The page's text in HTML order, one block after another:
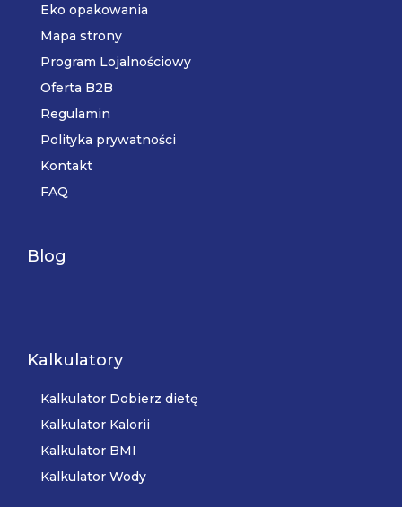
Eko opakowania
Mapa strony
Program Lojalnościowy
Oferta B2B
Regulamin
Polityka prywatności
Kontakt
FAQ
Blog
Kalkulatory
Kalkulator Dobierz dietę
Kalkulator Kalorii
Kalkulator BMI
Kalkulator Wody